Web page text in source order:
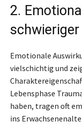
2.
Emotionale
vielschichtig und
Lebensphase
haben, tragen oft
ins